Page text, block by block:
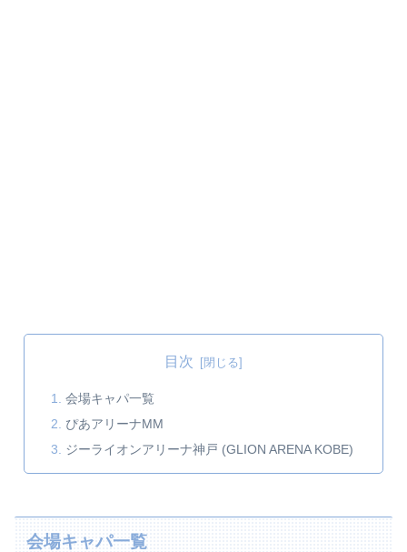
目次
会場キャパ一覧
ぴあアリーナMM
ジーライオンアリーナ神戸 (GLION ARENA KOBE)
会場キャパ一覧